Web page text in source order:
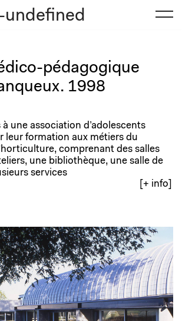
pédagogique
1998
à une association d’adolescents
leur formation aux métiers du
comprenant des salles
une bibliothèque, une salle de
services
[+ info]